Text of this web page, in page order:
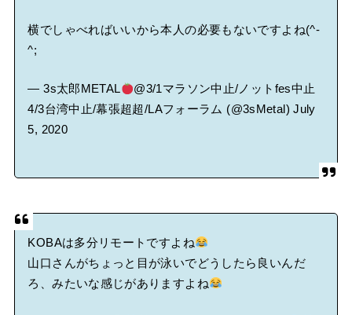
横でしゃべればいいから本人の必要もないですよね(^-
^;
— 3s太郎METAL
@3/1マラソン中止/ノットfes中止
4/3台湾中止/幕張超超/LAフォーラム (@3sMetal)July
5, 2020
KOBAは多分リモートですよね
山口さんがちょっと目が泳いでどうしたら良いんだ
ろ、みたいな感じがありますよね